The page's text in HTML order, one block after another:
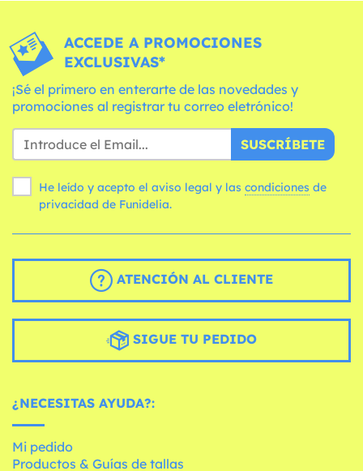
ACCEDE A PROMOCIONES
EXCLUSIVAS*
¡Sé el primero en enterarte de las novedades y
promociones al registrar tu correo eletrónico!
SUSCRÍBETE
He leído y acepto el aviso legal y las condiciones
privacidad de Funidelia.
ATENCIÓN AL CLIENTE
SIGUE TU PEDIDO
¿NECESITAS AYUDA?:
Mi pedido
Productos & Guías de tallas